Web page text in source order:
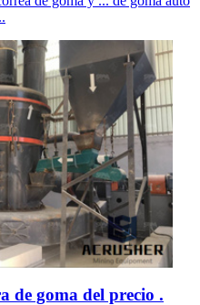
de goma del precio .